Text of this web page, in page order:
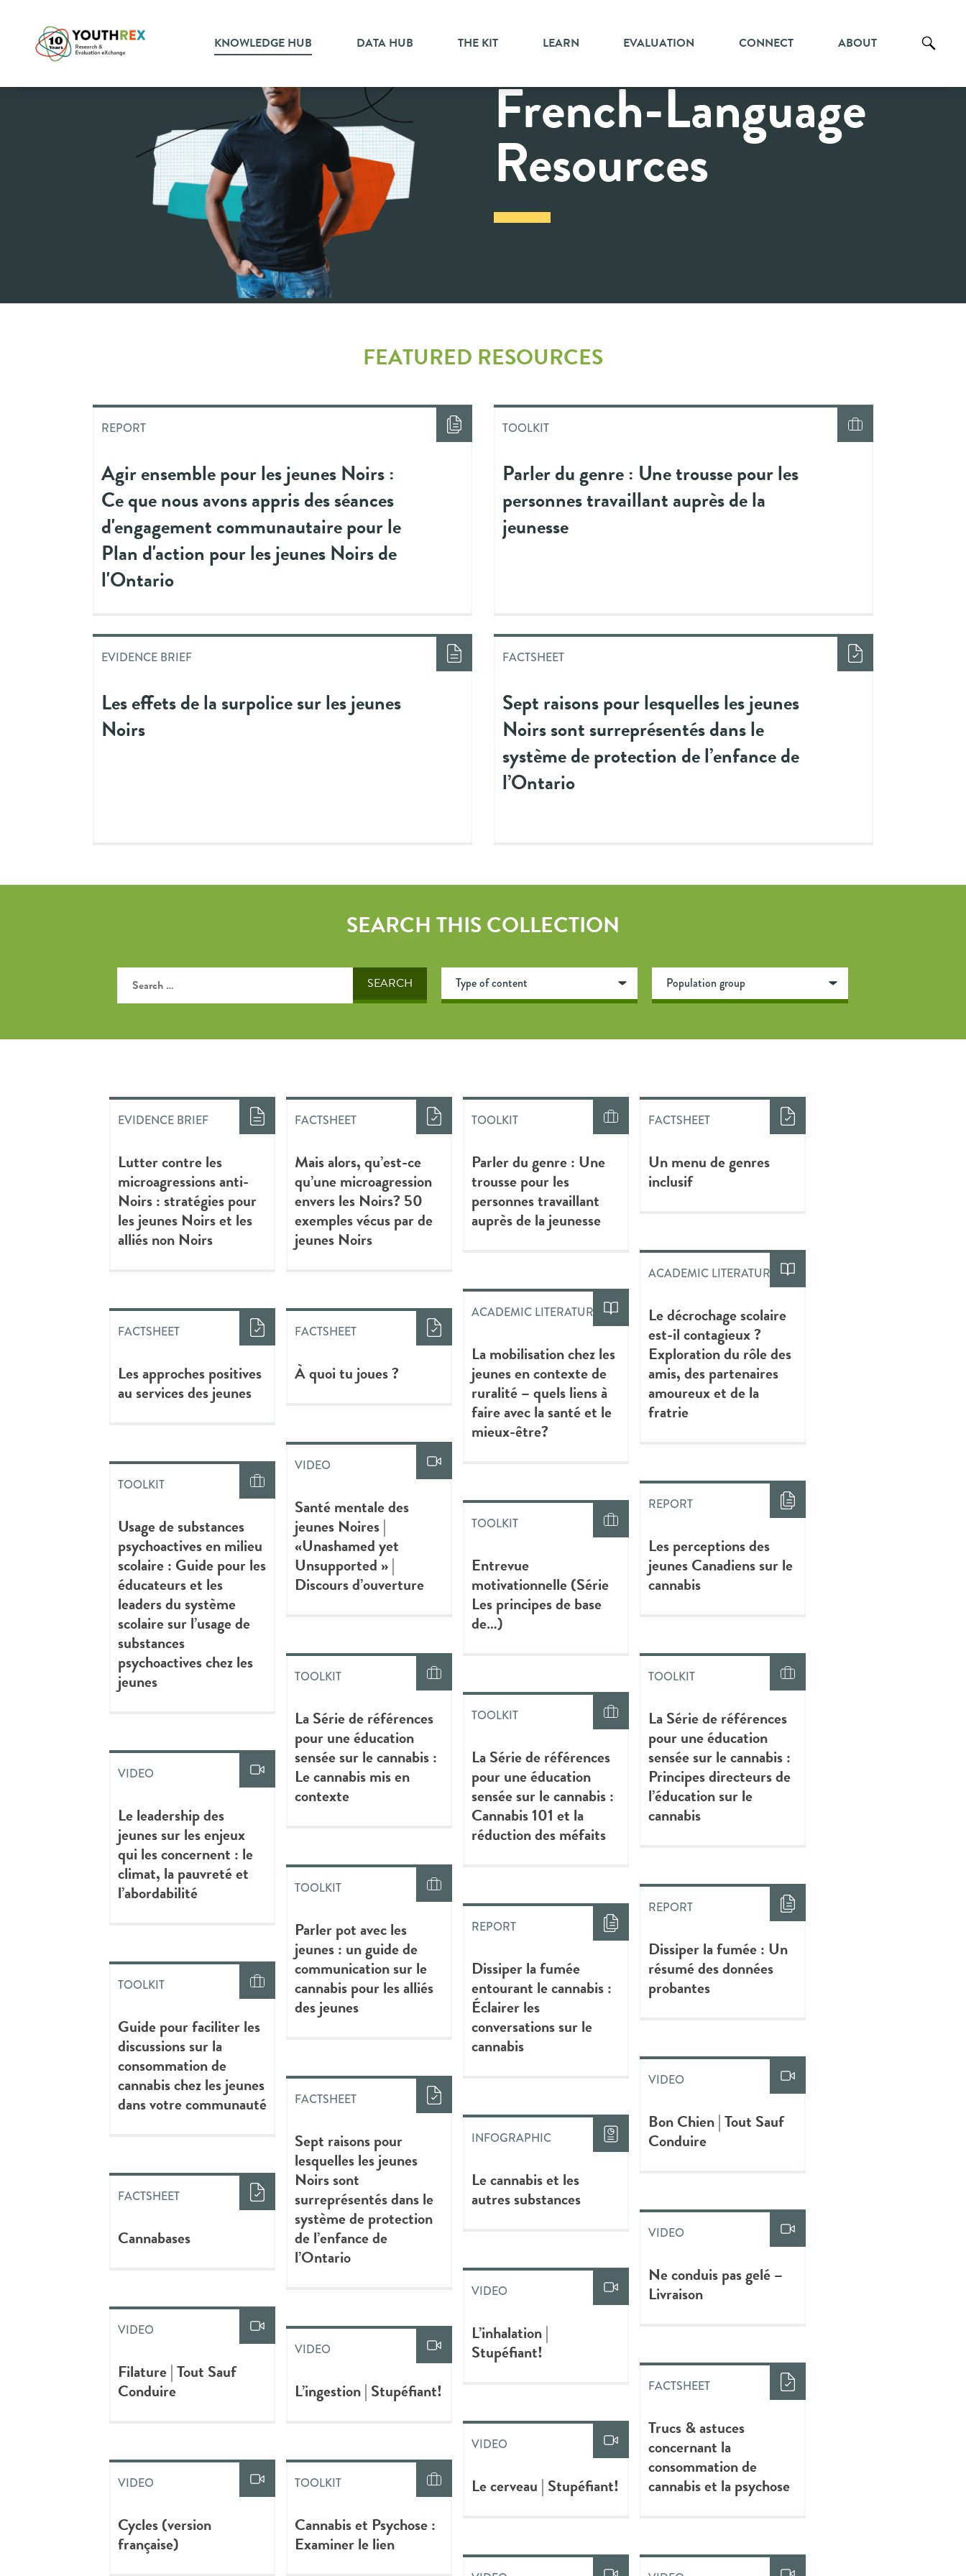
KNOWLEDGE HUB DATA HUB THE KIT LEARN EVALUATION CONNECT ABOUT
French-Language
Resources
FEATURED RESOURCES
REPORT
Agir ensemble pour les jeunes Noirs :
Ce que nous avons appris des séances
d'engagement communautaire pour le
Plan d'action pour les jeunes Noirs de
l'Ontario
TOOLKIT
Parler du genre : Une trousse pour les
personnes travaillant auprès de la
jeunesse
EVIDENCE BRIEF
Les effets de la surpolice sur les jeunes
Noirs
FACTSHEET
Sept raisons pour lesquelles les jeunes
Noirs sont surreprésentés dans le
système de protection de l’enfance de
l’Ontario
SEARCH THIS COLLECTION
EVIDENCE BRIEF
Lutter contre les
microagressions anti-
Noirs : stratégies pour
les jeunes Noirs et les
alliés non Noirs
FACTSHEET
Mais alors, qu’est-ce
qu’une microagression
envers les Noirs? 50
exemples vécus par de
jeunes Noirs
TOOLKIT
Parler du genre : Une
trousse pour les
personnes travaillant
auprès de la jeunesse
FACTSHEET
Un menu de genres
inclusif
FACTSHEET
Les approches positives
au services des jeunes
FACTSHEET
À quoi tu joues ?
ACADEMIC LITERATURE
La mobilisation chez les
jeunes en contexte de
ruralité – quels liens à
faire avec la santé et le
mieux-être?
ACADEMIC LITERATURE
Le décrochage scolaire
est-il contagieux ?
Exploration du rôle des
amis, des partenaires
amoureux et de la
fratrie
TOOLKIT
Usage de substances
psychoactives en milieu
scolaire : Guide pour les
éducateurs et les
leaders du système
scolaire sur l’usage de
substances
psychoactives chez les
jeunes
VIDEO
Santé mentale des
jeunes Noires |
«Unashamed yet
Unsupported » |
Discours d’ouverture
TOOLKIT
Entrevue
motivationnelle (Série
Les principes de base
de…)
REPORT
Les perceptions des
jeunes Canadiens sur le
cannabis
VIDEO
Le leadership des
jeunes sur les enjeux
qui les concernent : le
climat, la pauvreté et
l’abordabilité
TOOLKIT
La Série de références
pour une éducation
sensée sur le cannabis :
Le cannabis mis en
contexte
TOOLKIT
La Série de références
pour une éducation
sensée sur le cannabis :
Cannabis 101 et la
réduction des méfaits
TOOLKIT
La Série de références
pour une éducation
sensée sur le cannabis :
Principes directeurs de
l’éducation sur le
cannabis
TOOLKIT
Guide pour faciliter les
discussions sur la
consommation de
cannabis chez les jeunes
dans votre communauté
TOOLKIT
Parler pot avec les
jeunes : un guide de
communication sur le
cannabis pour les alliés
des jeunes
REPORT
Dissiper la fumée
entourant le cannabis :
Éclairer les
conversations sur le
cannabis
REPORT
Dissiper la fumée : Un
résumé des données
probantes
FACTSHEET
Cannabases
FACTSHEET
Sept raisons pour
lesquelles les jeunes
Noirs sont
surreprésentés dans le
système de protection
de l’enfance de
l’Ontario
INFOGRAPHIC
Le cannabis et les
autres substances
VIDEO
Bon Chien | Tout Sauf
Conduire
VIDEO
Filature | Tout Sauf
Conduire
VIDEO
L’ingestion | Stupéfiant!
VIDEO
L’inhalation |
Stupéfiant!
VIDEO
Ne conduis pas gelé –
Livraison
VIDEO
Cycles (version
française)
TOOLKIT
Cannabis et Psychose :
Examiner le lien
VIDEO
Le cerveau | Stupéfiant!
FACTSHEET
Trucs & astuces
concernant la
consommation de
cannabis et la psychose